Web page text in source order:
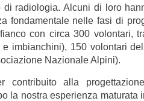
radiologia. Alcuni di loro
fondamentale nelle fasi di
con circa 300 volontari,
imbianchini), 150 volontari
Nazionale Alpini).
contribuito alla
la nostra esperienza maturata